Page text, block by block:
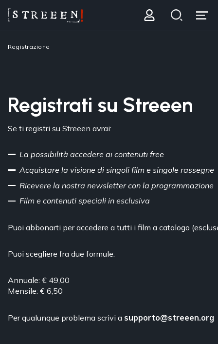
Registrazione
Registrati su Streeen
Se ti registri su Streeen avrai:
La possibilità accedere ai contenuti free
Acquistare la visione di singoli film e singole rassegne
Ricevere la nostra newsletter con la programmazione
Film e contenuti speciali in esclusiva
Puoi abbonarti per accedere a tutti i film a catalogo
Puoi scegliere fra due formule:
Annuale: € 49,00
Mensile: € 6,50
Per qualunque problema scrivi a supporto@streeen.org